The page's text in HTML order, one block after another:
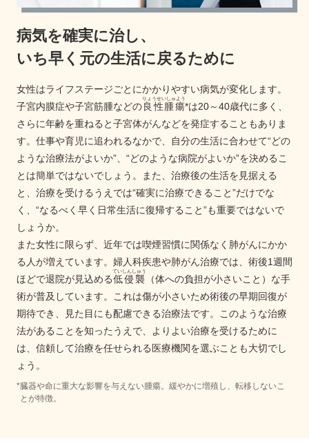
病気を確実に治し、
いち早く元の生活に戻るために
女性はライフステージごとにかかりやすい病気が変化します。
子宮内膜症や子宮筋腫などの良性腫瘍
りょうせいしゅよう
*は20～40歳代に多く、
さらに年齢を重ねると子宮体がんなどを発症することもありま
す。仕事や育児に追われるなかで、自分の生活に合わせて“どの
ような治療法がよいか”、“どのような病院がよいか”を決めるこ
とは簡単ではないでしょう。また、治療後の生活を見据える
と、治療を受けるうえでは“確実に治療できること”だけでな
く、“なるべく早く日常生活に復帰すること”も重要ではないで
しょうか。
また女性に限らず、近年では喫煙習慣に関係なく肺がんにかか
る人が増えています。婦人科疾患や肺がん治療では、術後1週間
ほどで退院が見込める低侵襲
ていしんしゅう
（体への負担が小さいこと）な手
術が普及しています。これは傷が小さいため術後の早期回復が
期待でき、見た目にも配慮できる治療法です。このような治療
法があることを知ったうえで、よりよい治療を受けるために
は、信頼して治療を任せられる医療機関を選ぶことも大切でし
ょう。
*臓器や命に重大な影響を与えない腫瘍。緩やかに増殖し、転移しないこ
とが特徴。